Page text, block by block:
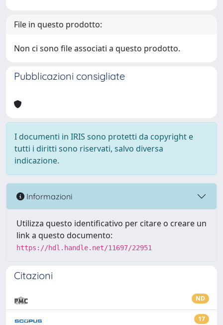
File in questo prodotto:
Non ci sono file associati a questo prodotto.
Pubblicazioni consigliate
I documenti in IRIS sono protetti da copyright e
tutti i diritti sono riservati, salvo diversa
indicazione.
Informazioni
Utilizza questo identificativo per citare o creare un
link a questo documento:
https://hdl.handle.net/11697/22951
Citazioni
ND
17